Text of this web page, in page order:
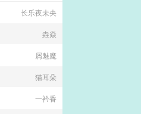
长乐夜未央
垚焱
屑魅魔
猫耳朵
一衿香